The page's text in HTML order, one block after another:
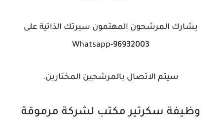
يشارك المرشحون المهتمون سيرتك الذاتية على
Whatsapp-96932003
سيتم الاتصال بالمرشحين المختارين.
وظيفة سكرتير مكتب لشركة مرموقة